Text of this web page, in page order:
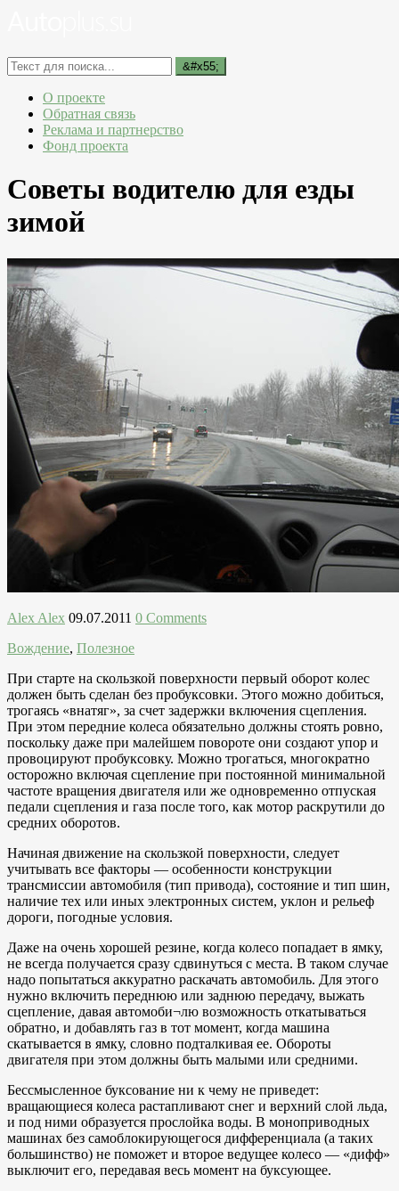
О проекте
Обратная связь
Реклама и партнерство
Фонд проекта
Советы водителю для езды
зимой
Alex Alex 09.07.2011 0 Comments
Вождение, Полезное
При старте на скользкой поверхности первый оборот колес
должен быть сделан без пробуксовки. Этого можно добиться,
трогаясь «внатяг», за счет задержки включения сцепления.
При этом передние колеса обязательно должны стоять ровно,
поскольку даже при малейшем повороте они создают упор и
провоцируют пробуксовку. Можно трогаться, многократно
осторожно включая сцепление при постоянной минимальной
частоте вращения двигателя или же одновременно отпуская
педали сцепления и газа после того, как мотор раскрутили до
средних оборотов.
Начиная движение на скользкой поверхности, следует
учитывать все факторы — особенности конструкции
трансмиссии автомобиля (тип привода), состояние и тип шин,
наличие тех или иных электронных систем, уклон и рельеф
дороги, погодные условия.
Даже на очень хорошей резине, когда колесо попадает в ямку,
не всегда получается сразу сдвинуться с места. В таком случае
надо попытаться аккуратно раскачать автомобиль. Для этого
нужно включить переднюю или заднюю передачу, выжать
сцепление, давая автомоби¬лю возможность откатываться
обратно, и добавлять газ в тот момент, когда машина
скатывается в ямку, словно подталкивая ее. Обороты
двигателя при этом должны быть малыми или средними.
Бессмысленное буксование ни к чему не приведет:
вращающиеся колеса растапливают снег и верхний слой льда,
и под ними образуется прослойка воды. В моноприводных
машинах без самоблокирующегося дифференциала (а таких
большинство) не поможет и второе ведущее колесо — «дифф»
выключит его, передавая весь момент на буксующее.